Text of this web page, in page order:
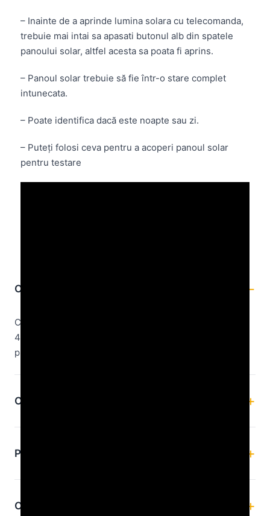
– Inainte de a aprinde lumina solara cu telecomanda,
trebuie mai intai sa apasati butonul alb din spatele
panoului solar, altfel acesta sa poata fi aprins.
– Panoul solar trebuie să fie într-o stare complet
intunecata.
– Poate identifica dacă este noapte sau zi.
– Puteți folosi ceva pentru a acoperi panoul solar
pentru testare
Cat dureaza livrarea?
Comenzile plasate inainte de ora 14 se livreaza in 24-
48h prin DPD sau Sameday. Comenzile dupa ora 14 se
proceseaza a doua zi.
Ce optiuni de plata am?
Pot returna produsul daca nu mi-l place?
Cat dureaza garantia?